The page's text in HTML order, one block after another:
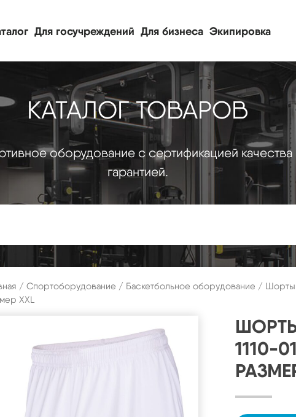
Для госучреждений Для бизнеса Экипировка
КАТАЛОГ ТОВАРОВ
оборудование с сертификацией качества
гарантией.
/ Спортоборудование / Баскетбольное оборудование / Шорты
XXL
1110-